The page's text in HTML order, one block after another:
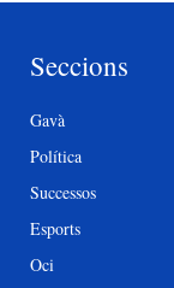
Seccions
Gavà
Política
Successos
Esports
Oci